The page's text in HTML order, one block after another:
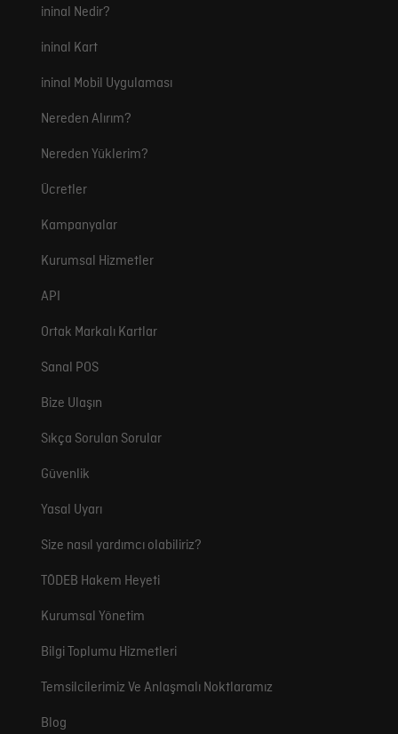
ininal Nedir?
ininal Kart
ininal Mobil Uygulaması
Nereden Alırım?
Nereden Yüklerim?
Ücretler
Kampanyalar
Kurumsal Hizmetler
API
Ortak Markalı Kartlar
Sanal POS
Bize Ulaşın
Sıkça Sorulan Sorular
Güvenlik
Yasal Uyarı
Size nasıl yardımcı olabiliriz?
TÖDEB Hakem Heyeti
Kurumsal Yönetim
Bilgi Toplumu Hizmetleri
Temsilcilerimiz Ve Anlaşmalı Noktlaramız
Blog